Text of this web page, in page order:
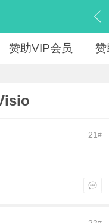
赞助VIP会员 赞
21#